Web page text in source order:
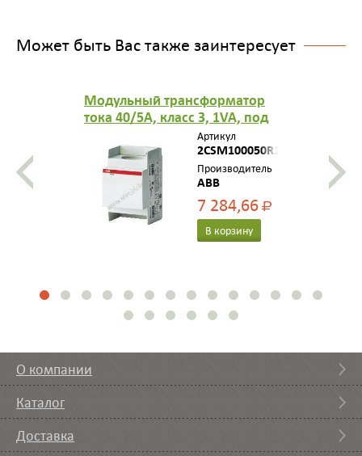
Может быть Вас также заинтересует
Модульный трансформатор
тока 40/5A, класс 3, 1VA, под
кабель диа метра до 29мм
Артикул
2CSM100050R1111
Производитель
ABB
7 284,66Р
В корзину
О компании
Каталог
Доставка